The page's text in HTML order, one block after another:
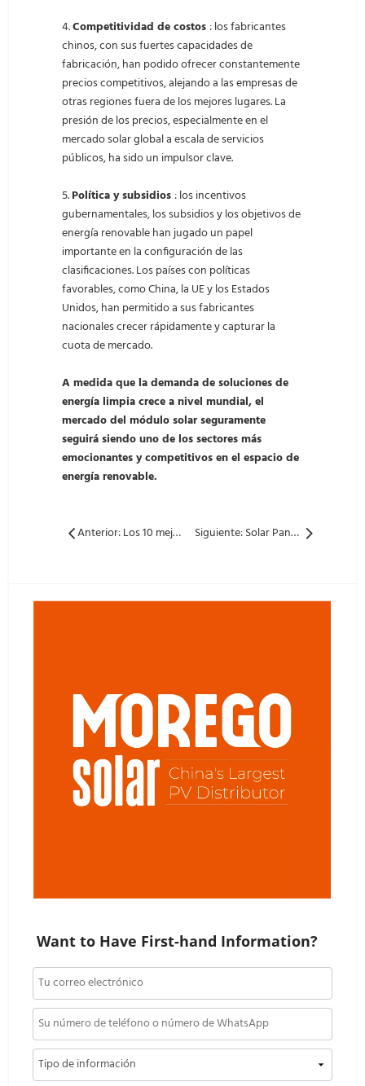
4.Competitividad de costos : los fabricantes
chinos, con sus fuertes capacidades de
fabricación, han podido ofrecer constantemente
precios competitivos, alejando a las empresas de
otras regiones fuera de los mejores lugares. La
presión de los precios, especialmente en el
mercado solar global a escala de servicios
públicos, ha sido un impulsor clave.
5.Política y subsidios : los incentivos
gubernamentales, los subsidios y los objetivos de
energía renovable han jugado un papel
importante en la configuración de las
clasificaciones. Los países con políticas
favorables, como China, la UE y los Estados
Unidos, han permitido a sus fabricantes
nacionales crecer rápidamente y capturar la
cuota de mercado.
A medida que la demanda de soluciones de
energía limpia crece a nivel mundial, el
mercado del módulo solar seguramente
seguirá siendo uno de los sectores más
emocionantes y competitivos en el espacio de
energía renovable.
Anterior: Los 10 mejores envíos de módulos solares de China en 2024: líderes y tendencias del mercado Siguiente: Solar Panel Precios en aumento: ¿Es esta realmente la solución o solo otra solución a corto plazo?
Want to Have First-hand Information?